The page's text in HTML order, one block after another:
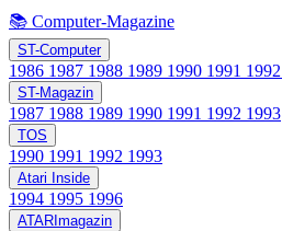
📚 Computer-Magazine
ST-Computer
1986 1987 1988 1989 1990 1991 1992
ST-Magazin
1987 1988 1989 1990 1991 1992 1993
TOS
1990 1991 1992 1993
Atari Inside
1994 1995 1996
ATARImagazin